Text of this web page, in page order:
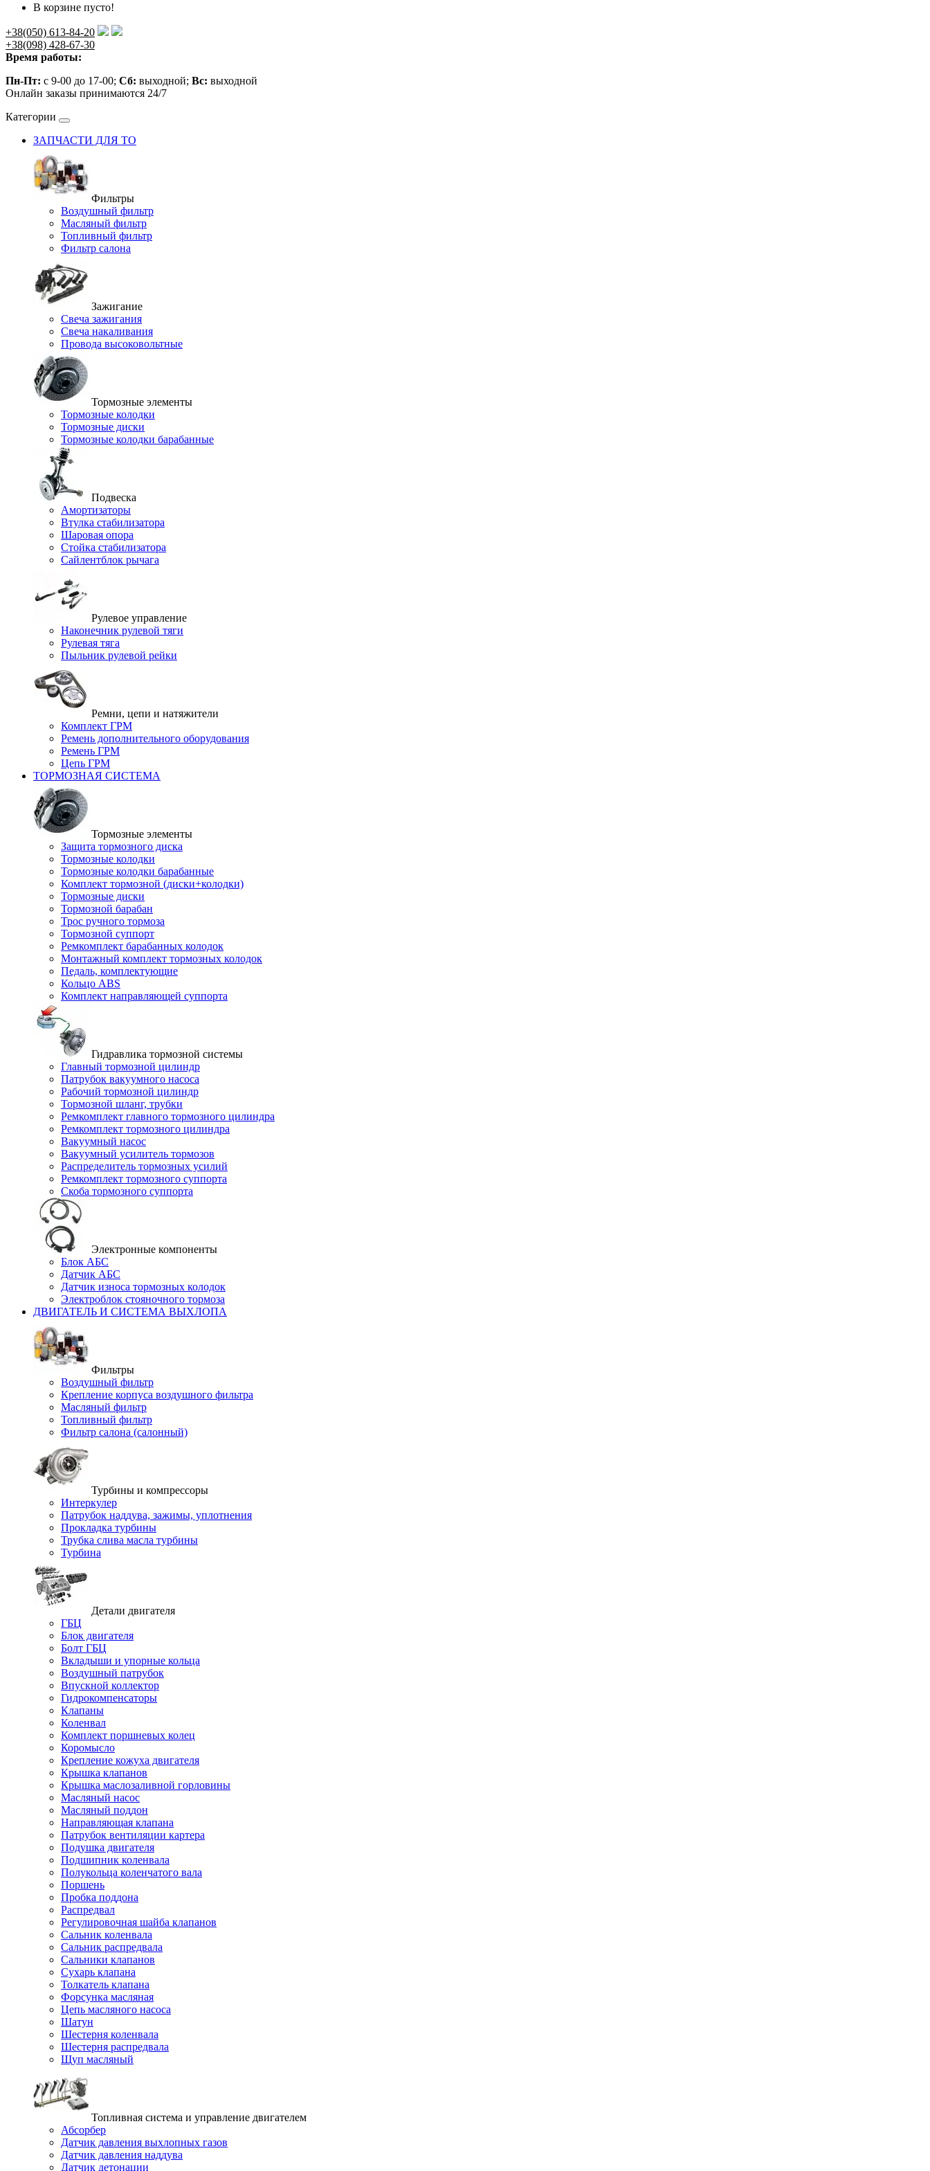
В корзине пусто!
+38(050) 613-84-20
+38(098) 428-67-30
Время работы:
Пн-Пт: с 9-00 до 17-00; Сб: выходной; Вс: выходной
Онлайн заказы принимаются 24/7
Категории
ЗАПЧАСТИ ДЛЯ ТО
Фильтры
Воздушный фильтр
Масляный фильтр
Топливный фильтр
Фильтр салона
Зажигание
Свеча зажигания
Свеча накаливания
Провода высоковольтные
Тормозные элементы
Тормозные колодки
Тормозные диски
Тормозные колодки барабанные
Подвеска
Амортизаторы
Втулка стабилизатора
Шаровая опора
Стойка стабилизатора
Сайлентблок рычага
Рулевое управление
Наконечник рулевой тяги
Рулевая тяга
Пыльник рулевой рейки
Ремни, цепи и натяжители
Комплект ГРМ
Ремень дополнительного оборудования
Ремень ГРМ
Цепь ГРМ
ТОРМОЗНАЯ СИСТЕМА
Тормозные элементы
Защита тормозного диска
Тормозные колодки
Тормозные колодки барабанные
Комплект тормозной (диски+колодки)
Тормозные диски
Тормозной барабан
Трос ручного тормоза
Тормозной суппорт
Ремкомплект барабанных колодок
Монтажный комплект тормозных колодок
Педаль, комплектующие
Кольцо ABS
Комплект направляющей суппорта
Гидравлика тормозной системы
Главный тормозной цилиндр
Патрубок вакуумного насоса
Рабочий тормозной цилиндр
Тормозной шланг, трубки
Ремкомплект главного тормозного цилиндра
Ремкомплект тормозного цилиндра
Вакуумный насос
Вакуумный усилитель тормозов
Распределитель тормозных усилий
Ремкомплект тормозного суппорта
Скоба тормозного суппорта
Электронные компоненты
Блок АБС
Датчик АБС
Датчик износа тормозных колодок
Электроблок стояночного тормоза
ДВИГАТЕЛЬ И СИСТЕМА ВЫХЛОПА
Фильтры
Воздушный фильтр
Крепление корпуса воздушного фильтра
Масляный фильтр
Топливный фильтр
Фильтр салона (салонный)
Турбины и компрессоры
Интеркулер
Патрубок наддува, зажимы, уплотнения
Прокладка турбины
Трубка слива масла турбины
Турбина
Детали двигателя
ГБЦ
Блок двигателя
Болт ГБЦ
Вкладыши и упорные кольца
Воздушный патрубок
Впускной коллектор
Гидрокомпенсаторы
Клапаны
Коленвал
Комплект поршневых колец
Коромысло
Крепление кожуха двигателя
Крышка клапанов
Крышка маслозаливной горловины
Масляный насос
Масляный поддон
Направляющая клапана
Патрубок вентиляции картера
Подушка двигателя
Подшипник коленвала
Полукольца коленчатого вала
Поршень
Пробка поддона
Распредвал
Регулировочная шайба клапанов
Сальник коленвала
Сальник распредвала
Сальники клапанов
Сухарь клапана
Толкатель клапана
Форсунка масляная
Цепь масляного насоса
Шатун
Шестерня коленвала
Шестерня распредвала
Щуп масляный
Топливная система и управление двигателем
Абсорбер
Датчик давления выхлопных газов
Датчик давления наддува
Датчик детонации